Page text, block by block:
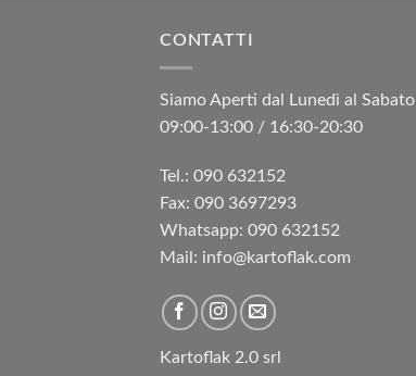
CONTATTI
Siamo Aperti dal Lunedì al Sabato
09:00-13:00 / 16:30-20:30
Tel.: 090 632152
Fax: 090 3697293‬
Whatsapp: 090 632152
Mail: info@kartoflak.com
Kartoflak 2.0 srl